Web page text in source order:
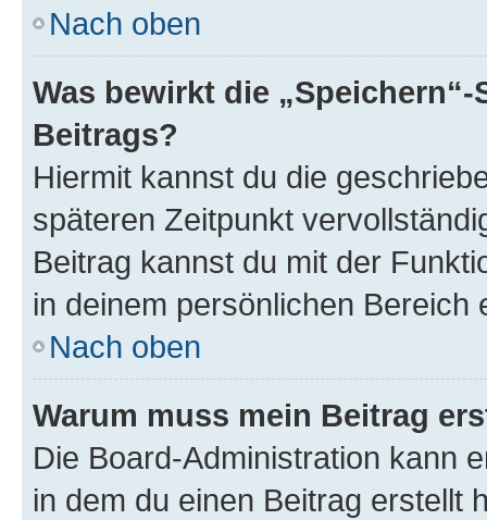
Nach oben
Was bewirkt die
Beitrags?
Hiermit kannst du die
späteren Zeitpunkt
Beitrag kannst du mit der
in deinem persönlichen Bereich
Nach oben
Warum muss mein Beitrag
Die Board-Administration kann
in dem du einen Beitrag erstellt